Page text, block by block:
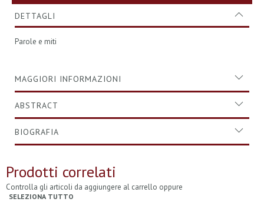
DETTAGLI
Parole e miti
MAGGIORI INFORMAZIONI
ABSTRACT
BIOGRAFIA
Prodotti correlati
Controlla gli articoli da aggiungere al carrello oppure
SELEZIONA TUTTO